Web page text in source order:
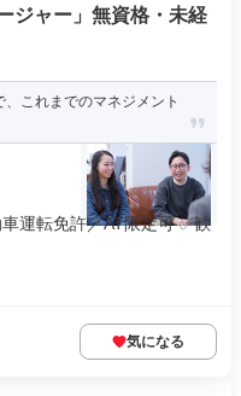
ジャー」無資格・未経
これまでのマネジメント
運転免許／AT限定可 ✅歓
気になる